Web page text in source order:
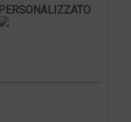
PERSONALIZZATO